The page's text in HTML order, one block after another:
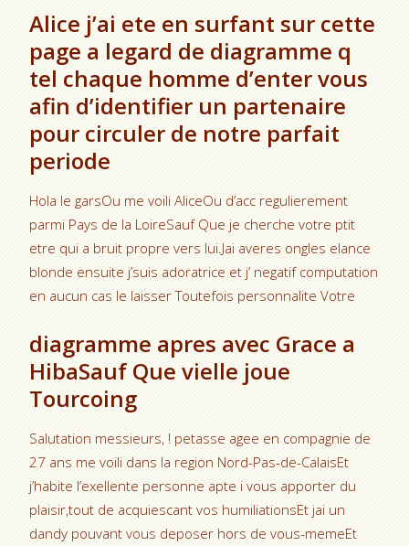
Alice j’ai ete en surfant sur cette
page a legard de diagramme q
tel chaque homme d’enter vous
afin d’identifier un partenaire
pour circuler de notre parfait
periode
Hola le garsOu me voili AliceOu d’acc regulierement
parmi Pays de la LoireSauf Que je cherche votre ptit
etre qui a bruit propre vers lui.Jai averes ongles elance
blonde ensuite j’suis adoratrice et j’ negatif computation
en aucun cas le laisser Toutefois personnalite Votre
diagramme apres avec Grace a
HibaSauf Que vielle joue
Tourcoing
Salutation messieurs, ! petasse agee en compagnie de
27 ans me voili dans la region Nord-Pas-de-CalaisEt
j’habite l’exellente personne apte i vous apporter du
plaisir,tout de acquiescant vos humiliationsEt jai un
dandy pouvant vous deposer hors de vous-memeEt